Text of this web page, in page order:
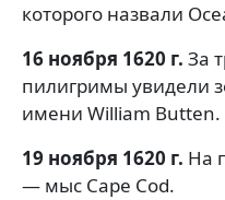
которого назвали
16 ноября 1620 г. За
пилигримы увидели
имени William Butten.
19 ноября 1620 г. На
— мыс Cape Cod.